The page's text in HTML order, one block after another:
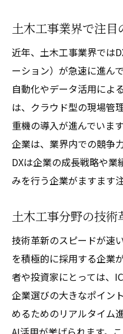
土木工事業界で注目
近年、土木工事業界では
ーション）が急速に進ん
自動化やデータ活用によ
は、クラウド型の現場管
重機の導入が進んでいま
企業は、業界内での競争
DXは企業の成長戦略や
みを行う企業がますます
土木工事分野の技
技術革新のスピードが速
を積極的に採用する企業
者や投資家にとっては、
企業選びの大きなポイン
めるためのリアルタイム